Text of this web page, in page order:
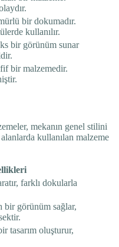
bir dokumadır.
kullanılır.
bir görünüm sunar
bir malzemedir.
mekanın genel stilini
kullanılan malzeme
farklı dokularla
bir görünüm sağlar,
tasarım oluşturur,